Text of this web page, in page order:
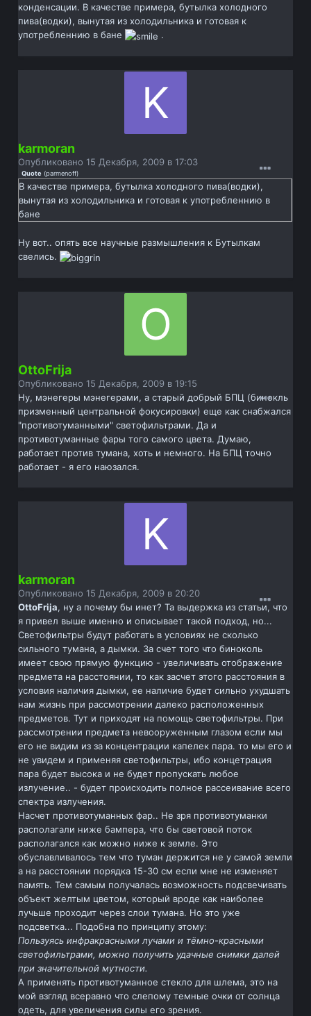
конденсации. В качестве примера, бутылка холодного
пива(водки), вынутая из холодильника и готовая к
употребленнию в бане
.
karmoran
Опубликовано15 Декабря, 2009 в 17:03
Quote (parmenoff)
В качестве примера, бутылка холодного пива(водки),
вынутая из холодильника и готовая к употребленнию в
бане
Ну вот.. опять все научные размышления к Бутылкам
свелись.
OttoFrija
Опубликовано15 Декабря, 2009 в 19:15
Ну, мэнегеры мэнегерами, а старый добрый БПЦ (бинокль
призменный центральной фокусировки) еще как снабжался
"противотуманными" светофильтрами. Да и
противотуманные фары того самого цвета. Думаю,
работает против тумана, хоть и немного. На БПЦ точно
работает - я его наюзался.
karmoran
Опубликовано15 Декабря, 2009 в 20:20
OttoFrija, ну а почему бы инет? Та выдержка из статьи, что
я привел выше именно и описывает такой подход, но...
Светофильтры будут работать в условиях не сколько
сильного тумана, а дымки. За счет того что биноколь
имеет свою прямую функцию - увеличивать отображение
предмета на расстоянии, то как засчет этого расстояния в
условия наличия дымки, ее наличие будет сильно ухудшать
нам жизнь при рассмотрении далеко расположенных
предметов. Тут и приходят на помощь светофильтры. При
рассмотрении предмета невооруженным глазом если мы
его не видим из за концентрации капелек пара. то мы его и
не увидем и применяя светофильтры, ибо концетрация
пара будет высока и не будет пропускать любое
излучение.. - будет происходить полное рассеивание всего
спектра излучения.
Насчет противотуманных фар.. Не зря противотуманки
располагали ниже бампера, что бы световой поток
располагался как можно ниже к земле. Это
обуславливалось тем что туман держится не у самой земли
а на расстоянии порядка 15-30 см если мне не изменяет
память. Тем самым получалась возможность подсвечивать
объект желтым цветом, который вроде как наиболее
лучьше проходит через слои тумана. Но это уже
подсветка... Подобна по принципу этому:
Пользуясь инфракрасными лучами и тёмно-красными
светофильтрами, можно получить удачные снимки далей
при значительной мутности.
А применять противотуманное стекло для шлема, это на
мой взгляд всеравно что слепому темные очки от солнца
одеть, для увеличения силы его зрения.